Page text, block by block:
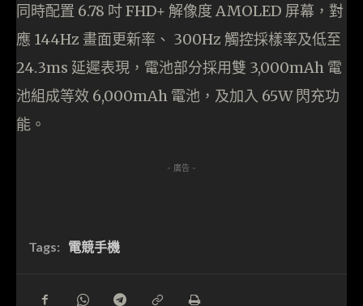
同時配置 6.78 吋 FHD+ 解像度 AMOLED 屏幕，對
應 144Hz 畫面更新率、 300Hz 觸控採樣率及低至
24.3ms 延遲表現，電池部分採用雙 3,000mAh 電
池組成等效 6,000mAh 電池，及加入 65W 閃充功
能。
- 廣告 -
Tags: 電競手機